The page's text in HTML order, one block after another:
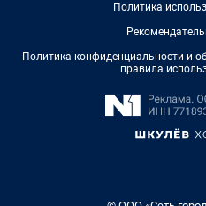
Политика
Политика конфиденциальности и
правила